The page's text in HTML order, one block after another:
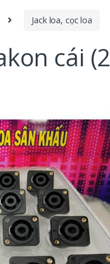
Jack loa, cọc loa
cái